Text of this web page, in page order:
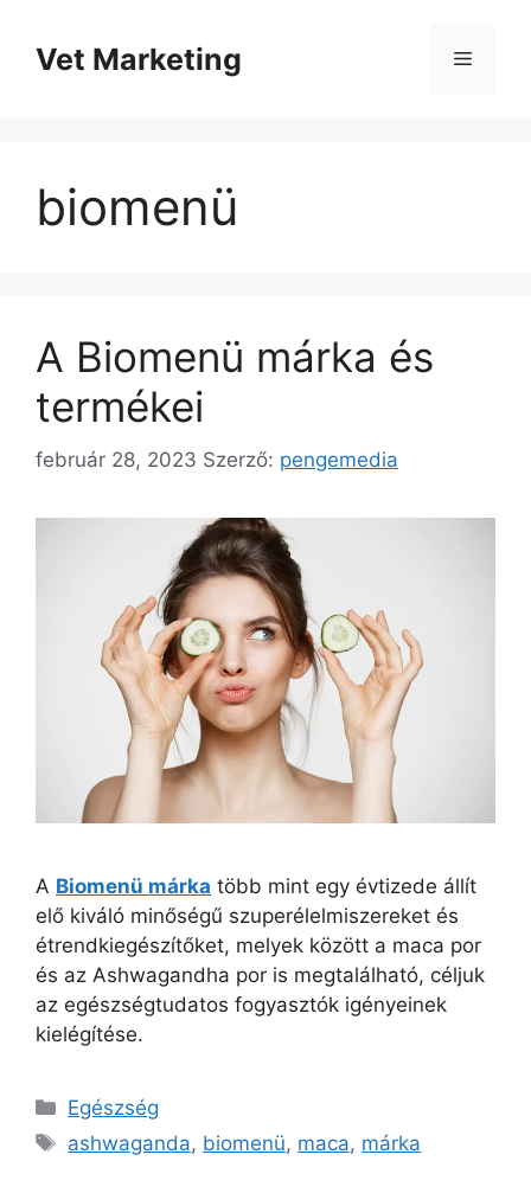
tartalomba
Vet Marketing Menü
biomenü
A Biomenü márka és
termékei
február 28, 2023 Szerző: pengemedia
A Biomenü márka több mint egy évtizede állít
elő kiváló minőségű szuperélelmiszereket és
étrendkiegészítőket, melyek között a maca por
és az Ashwagandha por is megtalálható, céljuk
az egészségtudatos fogyasztók igényeinek
kielégítése.
Kategória
Egészség
Címkék
ashwaganda, biomenü, maca, márka